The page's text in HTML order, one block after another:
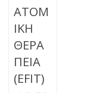
ΑΤΟΜ
ΙΚΗ
ΘΕΡΑ
ΠΕΙΑ
(EFIT)